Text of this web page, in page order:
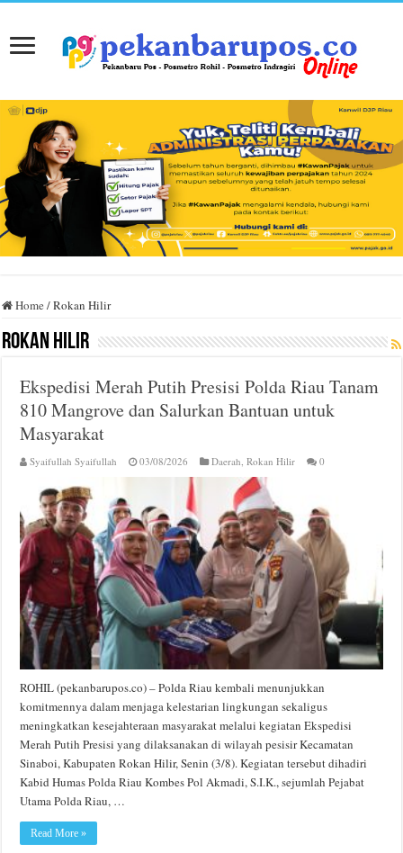
Home /Rokan Hilir
Rokan Hilir
Ekspedisi Merah Putih Presisi Polda Riau Tanam
810 Mangrove dan Salurkan Bantuan untuk
Masyarakat
Syaifullah Syaifullah 03/08/2026 Daerah ,Rokan Hilir 0
ROHIL (pekanbarupos.co) – Polda Riau kembali menunjukkan
komitmennya dalam menjaga kelestarian lingkungan sekaligus
meningkatkan kesejahteraan masyarakat melalui kegiatan Ekspedisi
Merah Putih Presisi yang dilaksanakan di wilayah pesisir Kecamatan
Sinaboi, Kabupaten Rokan Hilir, Senin (3/8). Kegiatan tersebut dihadiri
Kabid Humas Polda Riau Kombes Pol Akmadi, S.I.K., sejumlah Pejabat
Utama Polda Riau, …
Read More »